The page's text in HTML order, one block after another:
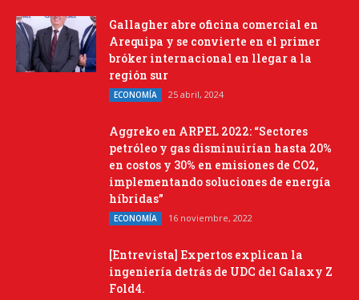
Gallagher abre oficina comercial en
Arequipa y se convierte en el primer
bróker internacional en llegar a la
región sur
ECONOMÍA 25 abril, 2024
Aggreko en ARPEL 2022: “Sectores
petróleo y gas disminuirían hasta 20%
en costos y 30% en emisiones de CO2,
implementando soluciones de energía
híbridas”
ECONOMÍA 16 noviembre, 2022
[Entrevista] Expertos explican la
ingeniería detrás de UDC del Galaxy Z
Fold4.